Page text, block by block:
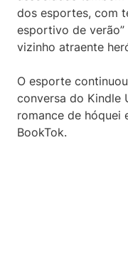
dos esportes, com
esportivo de
vizinho atraente
O esporte
conversa do Kindle
romance de hóquei
BookTok.